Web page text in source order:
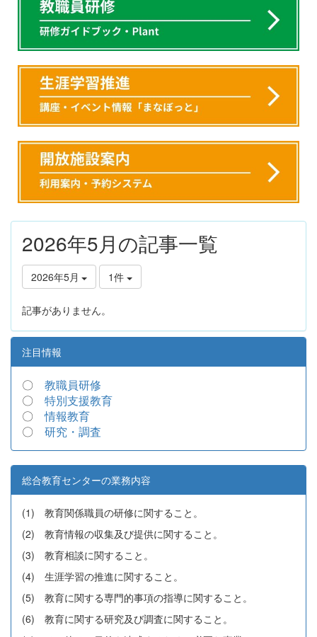
2026年5月の記事一覧
2026年5月 1件
記事がありません。
注目情報
〇 教職員研修
〇 特別支援教育
〇情報教育
〇 研究・調査
総合教育センターの業務内容
(1) 教育関係職員の研修に関すること。
(2) 教育情報の収集及び提供に関すること。
(3) 教育相談に関すること。
(4) 生涯学習の推進に関すること。
(5) 教育に関する専門的事項の指導に関すること。
(6) 教育に関する研究及び調査に関すること。